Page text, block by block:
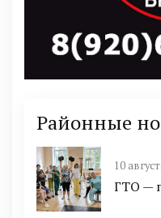
Районные
10
ГТО —